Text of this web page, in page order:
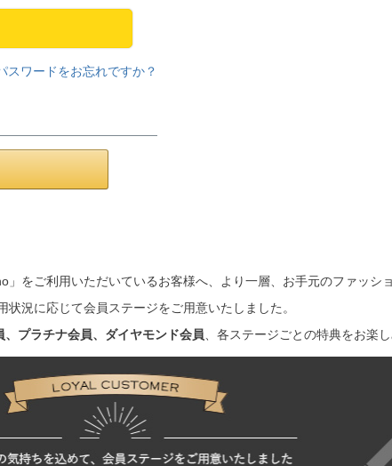
スワードをお忘れですか？
」をご利用いただいているお客様へ、より一層、お手元のファッシ
状況に応じて会員ステージをご用意いたしました。
プラチナ会員、ダイヤモンド会員、各ステージごとの特典をお楽し